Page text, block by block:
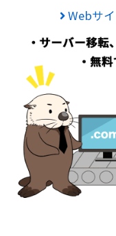
Webサ